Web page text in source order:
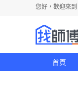
您好，歡迎來到
首頁